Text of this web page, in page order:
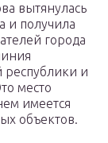
вытянулась
и получила
города
республики и
место
имеется
объектов.